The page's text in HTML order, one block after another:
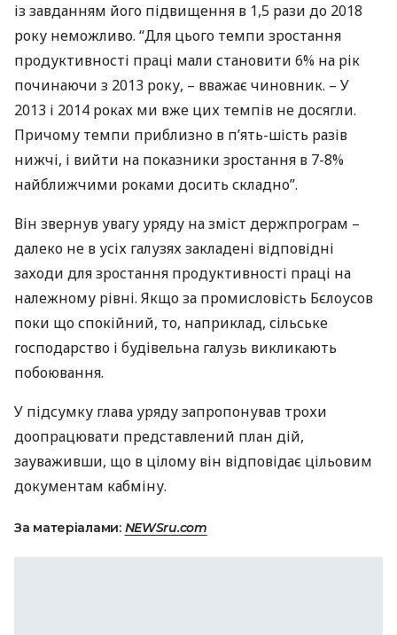
із завданням його підвищення в 1,5 рази до 2018
року неможливо. “Для цього темпи зростання
продуктивності праці мали становити 6% на рік
починаючи з 2013 року, – вважає чиновник. – У
2013 і 2014 роках ми вже цих темпів не досягли.
Причому темпи приблизно в п’ять-шість разів
нижчі, і вийти на показники зростання в 7-8%
найближчими роками досить складно”.
Він звернув увагу уряду на зміст держпрограм –
далеко не в усіх галузях закладені відповідні
заходи для зростання продуктивності праці на
належному рівні. Якщо за промисловість Бєлоусов
поки що спокійний, то, наприклад, сільське
господарство і будівельна галузь викликають
побоювання.
У підсумку глава уряду запропонував трохи
доопрацювати представлений план дій,
зауваживши, що в цілому він відповідає цільовим
документам кабміну.
За матеріалами: NEWSru.com